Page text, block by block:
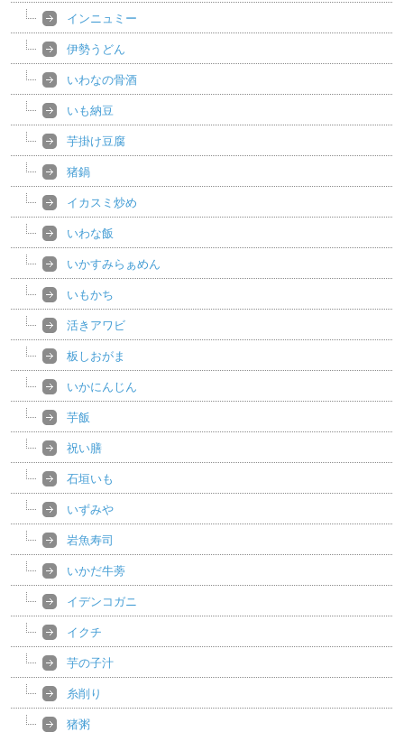
インニュミー
伊勢うどん
いわなの骨酒
いも納豆
芋掛け豆腐
猪鍋
イカスミ炒め
いわな飯
いかすみらぁめん
いもかち
活きアワビ
板しおがま
いかにんじん
芋飯
祝い膳
石垣いも
いずみや
岩魚寿司
いかだ牛蒡
イデンコガニ
イクチ
芋の子汁
糸削り
猪粥